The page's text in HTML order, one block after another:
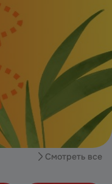
Смотреть все